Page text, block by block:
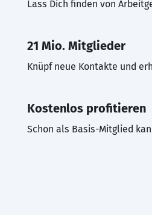
Lass Dich finden von
21 Mio. Mitglieder
Knüpf neue Kontakte und
Kostenlos profitieren
Schon als Basis-Mitglied